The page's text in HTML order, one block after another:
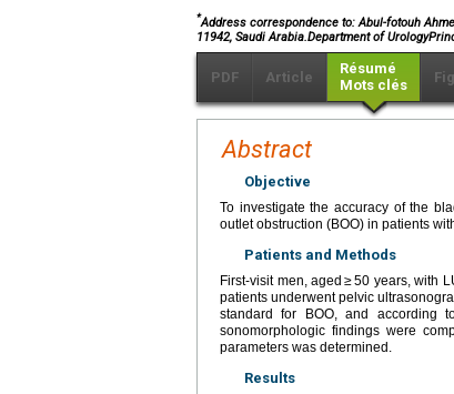
*Address correspondence to: Abul-fotouh
11942, Saudi Arabia.Department of
PDF Article
Résumé
Mots clés
Abstract
Objective
To investigate the accuracy of the
outlet obstruction (BOO) in patients
Patients and Methods
First-visit men, aged ≥ 50 years, with
patients underwent pelvic
standard for BOO, and according
sonomorphologic findings were
parameters was determined.
Results